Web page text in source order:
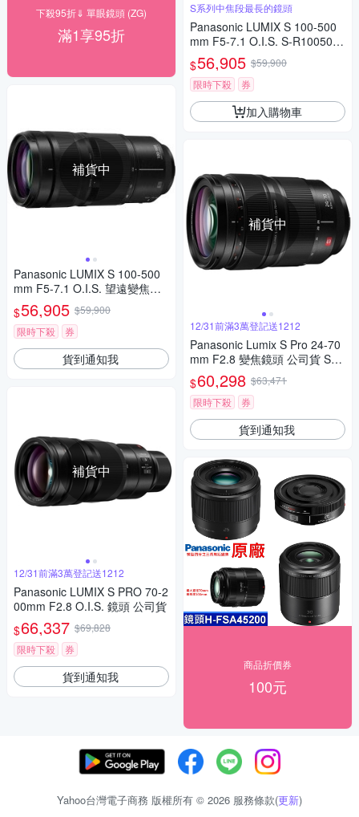
下殺95折⇓ 單眼鏡頭 (ZG)
滿1享95折
補貨中
Panasonic LUMIX S 100-500
mm F5-7.1 O.I.S. 望遠變焦鏡
頭 公司貨 S-R100500
$56,905 $59,900
限時下殺
券
貨到通知我
補貨中
12/31前滿3萬登記送1212
Panasonic LUMIX S PRO 70-2
00mm F2.8 O.I.S. 鏡頭 公司貨
$66,337 $69,828
限時下殺
券
貨到通知我
S系列中焦段最長的鏡頭
Panasonic LUMIX S 100-500
mm F5-7.1 O.I.S. S-R100500
(公司貨)
$56,905 $59,900
限時下殺
券
加入購物車
補貨中
12/31前滿3萬登記送1212
Panasonic Lumix S Pro 24-70
mm F2.8 變焦鏡頭 公司貨 S-E
2470
$60,298 $63,471
限時下殺
券
貨到通知我
商品折價券
100元
Yahoo台灣電子商務 版權所有 © 2026 服務條款(更新)